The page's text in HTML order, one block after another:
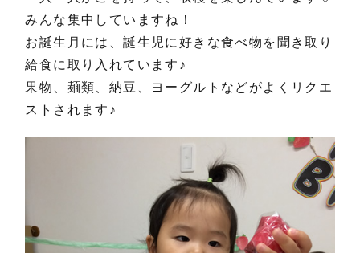
みんな集中していますね！
お誕生月には、誕生児に好きな食べ物を聞き取り
給食に取り入れています♪
果物、麺類、納豆、ヨーグルトなどがよくリクエ
ストされます♪